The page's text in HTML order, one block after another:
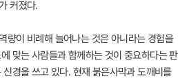
커졌다.
량이 비례해 늘어나는 것은 아니라는 경험을
맞는 사람들과 함께하는 것이 중요하다는 판
경을 쓰고 있다. 현재 붉은사막과 도깨비를